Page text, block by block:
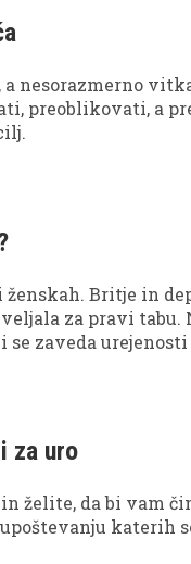
nesorazmerno
preoblikovati, a
Britje in
za pravi tabu.
zaveda urejenosti
za uro
želite, da bi vam
katerih